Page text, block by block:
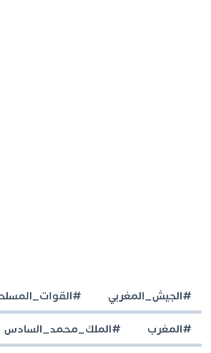
#الجيش_المغربي #القوات_المسلحة
#المغرب #الملك_محمد_السادس